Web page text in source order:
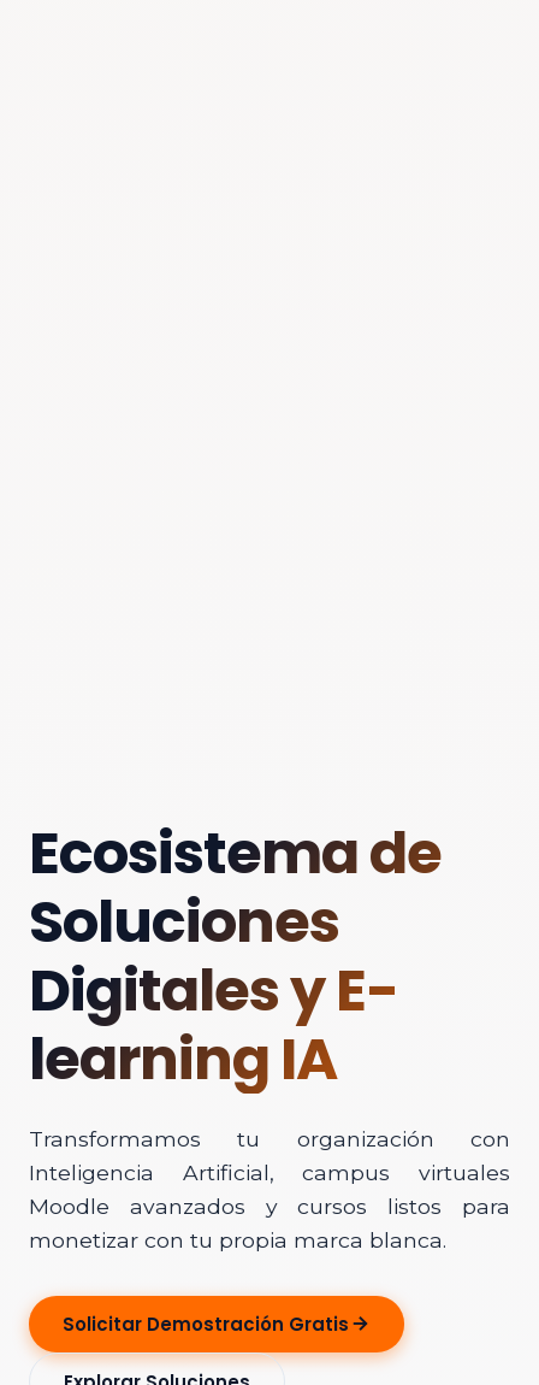
Ecosistema de
Soluciones
Digitales y E-
learning IA
Transformamos tu organización con
Inteligencia Artificial, campus virtuales
Moodle avanzados y cursos listos para
monetizar con tu propia marca blanca.
Solicitar Demostración Gratis